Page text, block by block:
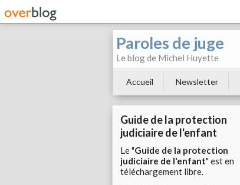
Paroles de juge
Le blog de Michel Huyette
Accueil Newsletter
Guide de la protection
judiciaire de l'enfant
Le "Guide de la protection
judiciaire de l'enfant" est en
téléchargement libre.